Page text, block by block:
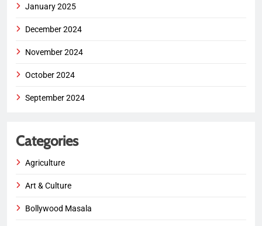
January 2025
December 2024
November 2024
October 2024
September 2024
Categories
Agriculture
Art & Culture
Bollywood Masala